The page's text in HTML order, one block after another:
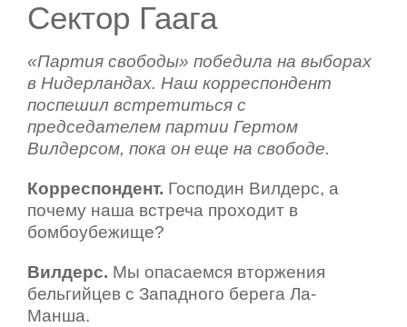
Сектор Гаага
«Партия свободы» победила на выборах
в Нидерландах. Наш корреспондент
поспешил встретиться с
председателем партии Гертом
Вилдерсом, пока он еще на свободе.
Корреспондент. Господин Вилдерс, а
почему наша встреча проходит в
бомбоубежище?
Вилдерс. Мы опасаемся вторжения
бельгийцев с Западного берега Ла-
Манша.